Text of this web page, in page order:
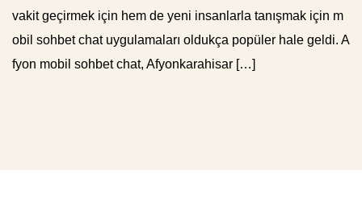
vakit geçirmek için hem de yeni insanlarla tanışmak için m
obil sohbet chat uygulamaları oldukça popüler hale geldi. A
fyon mobil sohbet chat, Afyonkarahisar […]